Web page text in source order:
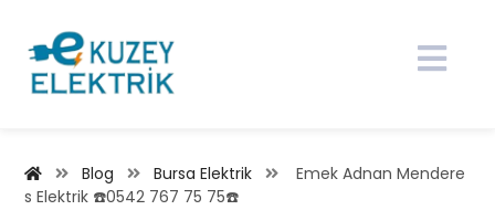
Blog Bursa Elektrik
Emek Adnan Mendere
s Elektrik ☎️0542 767 75 75☎️